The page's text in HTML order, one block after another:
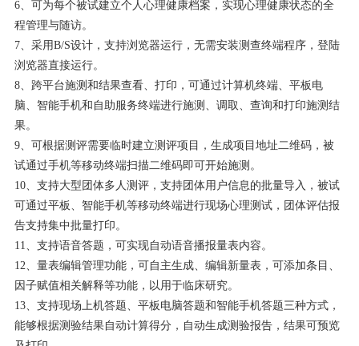
6、可为每个被试建立个人心理健康档案，实现心理健康状态的全
程管理与随访。
7、采用B/S设计，支持浏览器运行，无需安装测查终端程序，登陆
浏览器直接运行。
8、跨平台施测和结果查看、打印，可通过计算机终端、平板电
脑、智能手机和自助服务终端进行施测、调取、查询和打印施测结
果。
9、可根据测评需要临时建立测评项目，生成项目地址二维码，被
试通过手机等移动终端扫描二维码即可开始施测。
10、支持大型团体多人测评，支持团体用户信息的批量导入，被试
可通过平板、智能手机等移动终端进行现场心理测试，团体评估报
告支持集中批量打印。
11、支持语音答题，可实现自动语音播报量表内容。
12、量表编辑管理功能，可自主生成、编辑新量表，可添加条目、
因子赋值相关解释等功能，以用于临床研究。
13、支持现场上机答题、平板电脑答题和智能手机答题三种方式，
能够根据测验结果自动计算得分，自动生成测验报告，结果可预览